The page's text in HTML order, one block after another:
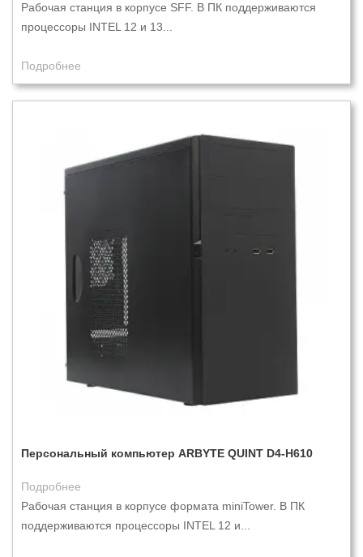
Рабочая станция в корпусе SFF. В ПК поддерживаются
процессоры INTEL 12 и 13...
Подробнее
Персональный компьютер ARBYTE QUINT D4-H610
Подробнее
Рабочая станция в корпусе формата miniTower. В ПК
поддерживаются процессоры INTEL 12 и...